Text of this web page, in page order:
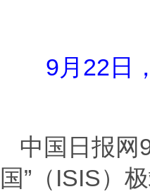
9月22日
中国日报网
国”（ISIS）